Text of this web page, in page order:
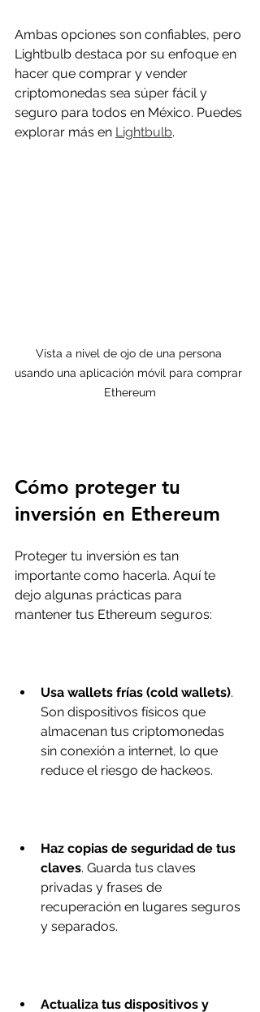
Ambas opciones son confiables, pero
Lightbulb destaca por su enfoque en
hacer que comprar y vender
criptomonedas sea súper fácil y
seguro para todos en México. Puedes
explorar más en Lightbulb.
Vista a nivel de ojo de una persona
usando una aplicación móvil para comprar
Ethereum
Cómo proteger tu
inversión en Ethereum
Proteger tu inversión es tan
importante como hacerla. Aquí te
dejo algunas prácticas para
mantener tus Ethereum seguros:
Usa wallets frías (cold wallets).
Son dispositivos físicos que
almacenan tus criptomonedas
sin conexión a internet, lo que
reduce el riesgo de hackeos.
Haz copias de seguridad de tus
claves. Guarda tus claves
privadas y frases de
recuperación en lugares seguros
y separados.
Actualiza tus dispositivos y